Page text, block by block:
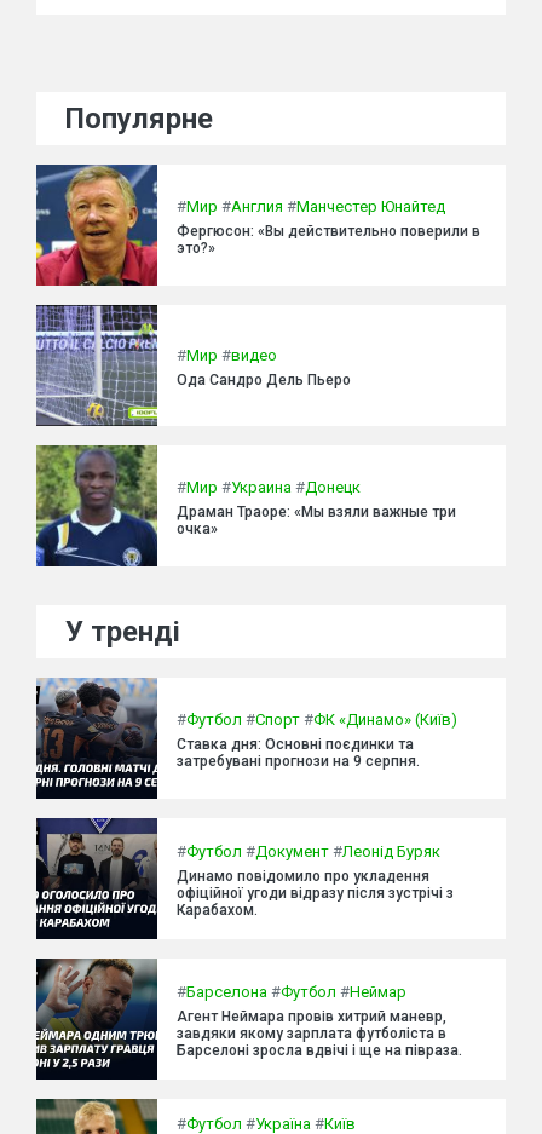
Популярне
#Мир #Англия #Манчестер Юнайтед
Фергюсон: «Вы действительно поверили в
это?»
#Мир #видео
Ода Сандро Дель Пьеро
#Мир #Украина #Донецк
Драман Траоре: «Мы взяли важные три
очка»
У тренді
#Футбол #Спорт #ФК «Динамо» (Київ)
Ставка дня: Основні поєдинки та
затребувані прогнози на 9 серпня.
#Футбол #Документ #Леонід Буряк
Динамо повідомило про укладення
офіційної угоди відразу після зустрічі з
Карабахом.
#Барселона #Футбол #Неймар
Агент Неймара провів хитрий маневр,
завдяки якому зарплата футболіста в
Барселоні зросла вдвічі і ще на півраза.
#Футбол #Україна #Київ